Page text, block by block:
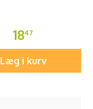
1847
Læg i kurv